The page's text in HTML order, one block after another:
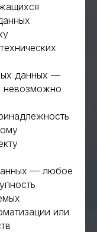
данных —
невозможно
— любое
или